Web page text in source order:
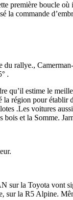
première boucle
la commande
rallye.,
.
qu’il estime le
région pour
.Les voitures
et la Somme.
sur la Toyota vont
la R5 Alpine.